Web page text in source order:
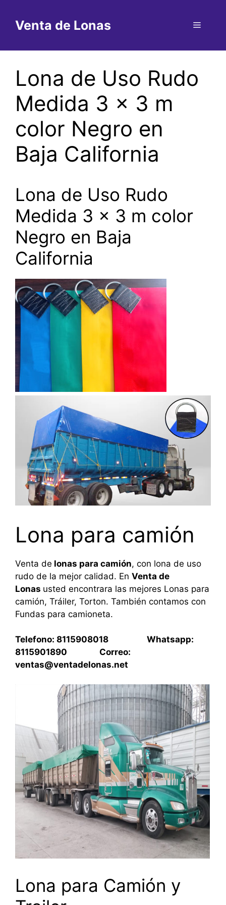
contenido
Venta de Lonas Menú
Lona de Uso Rudo
Medida 3 x 3 m
color Negro en
Baja California
Lona de Uso Rudo
Medida 3 x 3 m color
Negro en Baja
California
Lona para camión
Venta de lonas para camión, con lona de uso
rudo de la mejor calidad. En Venta de
Lonas usted encontrara las mejores Lonas para
camión, Tráiler, Torton. También contamos con
Fundas para camioneta.
Telefono: 8115908018 Whatsapp:
8115901890 Correo:
ventas@ventadelonas.net
Lona para Camión y